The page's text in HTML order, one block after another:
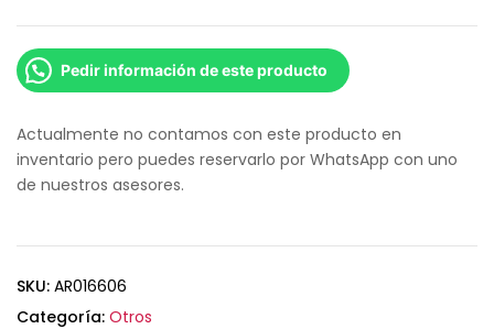
Pedir información de este producto
Actualmente no contamos con este producto en
inventario pero puedes reservarlo por WhatsApp con uno
de nuestros asesores.
SKU: AR016606
Categoría: Otros